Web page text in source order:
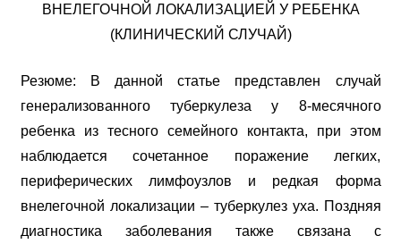
ВНЕЛЕГОЧНОЙ ЛОКАЛИЗАЦИЕЙ У РЕБЕНКА
(КЛИНИЧЕСКИЙ СЛУЧАЙ)
Резюме: В данной статье представлен случай
генерализованного туберкулеза у 8-месячного
ребенка из тесного семейного контакта, при этом
наблюдается сочетанное поражение легких,
периферических лимфоузлов и редкая форма
внелегочной локализации – туберкулез уха. Поздняя
диагностика заболевания также связана с